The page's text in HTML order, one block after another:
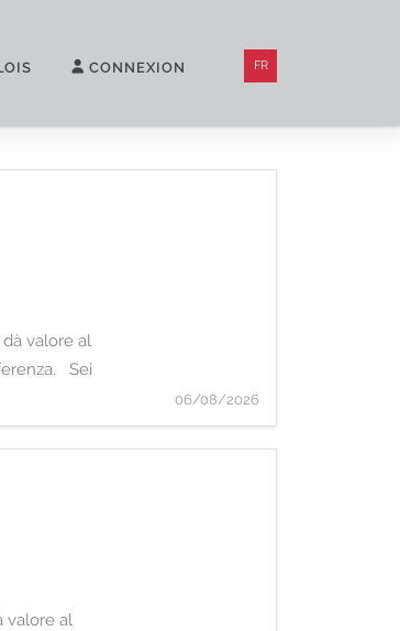
CONNEXION FR
valore al
Sei
06/08/2026
valore al